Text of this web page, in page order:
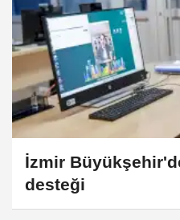
İzmir
desteği